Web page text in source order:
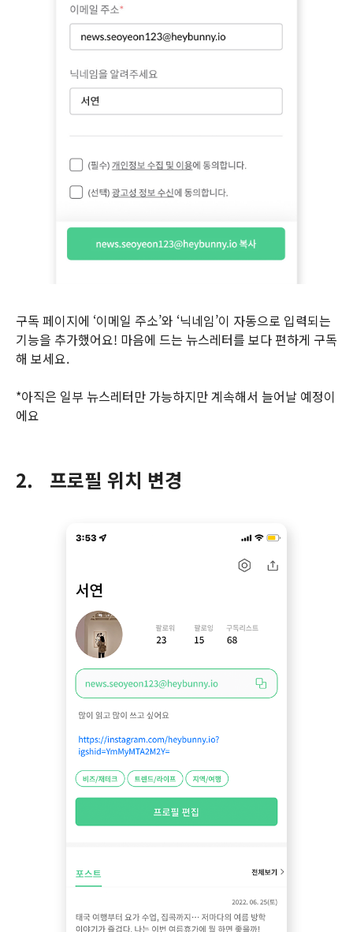
구독 페이지에 ‘이메일 주소’와 ‘닉네임’이 자동으로 입력되는
기능을 추가했어요! 마음에 드는 뉴스레터를 보다 편하게 구독
해 보세요.
*아직은 일부 뉴스레터만 가능하지만 계속해서 늘어날 예정이
에요
2. 프로필 위치 변경